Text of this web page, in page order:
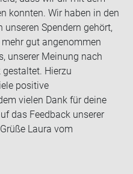
konnten. Wir haben in den
Spendern gehört,
gut angenommen
unserer Meinung nach
Hierzu
positive
vielen Dank für deine
das Feedback unserer
Laura vom